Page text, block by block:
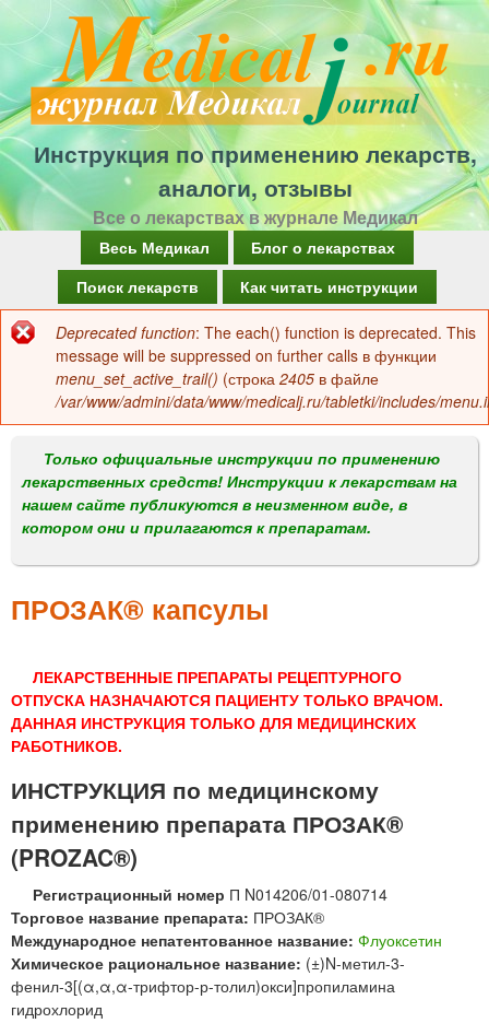
Перейти
к
основному
содержанию
Инструкция по применению лекарств,
аналоги, отзывы
Все о лекарствах в журнале Медикал
а
в
о
м
е
н
Весь Медикал
Блог о лекарствах
Поиск лекарств
Как читать инструкции
Сообщение
об
ошибке
Deprecated function: The each() function is deprecated. This
message will be suppressed on further calls в функции
menu_set_active_trail() (строка 2405 в файле
/var/www/admini/data/www/medicalj.ru/tabletki/includes/
Только официальные инструкции по применению
лекарственных средств! Инструкции к лекарствам на
нашем сайте публикуются в неизменном виде, в
котором они и прилагаются к препаратам.
ПРОЗАК® капсулы
ЛЕКАРСТВЕННЫЕ ПРЕПАРАТЫ РЕЦЕПТУРНОГО
ОТПУСКА НАЗНАЧАЮТСЯ ПАЦИЕНТУ ТОЛЬКО ВРАЧОМ.
ДАННАЯ ИНСТРУКЦИЯ ТОЛЬКО ДЛЯ МЕДИЦИНСКИХ
РАБОТНИКОВ.
ИНСТРУКЦИЯ по медицинскому
применению препарата ПРОЗАК®
(PROZAC®)
Регистрационный номер П N014206/01-080714
Торговое название препарата: ПРОЗАК®
Международное непатентованное название: Флуоксетин
Химическое рациональное название: (±)N-метил-3-
фенил-3[(α,α,α-трифтор-р-толил)окси]пропиламина
гидрохлорид